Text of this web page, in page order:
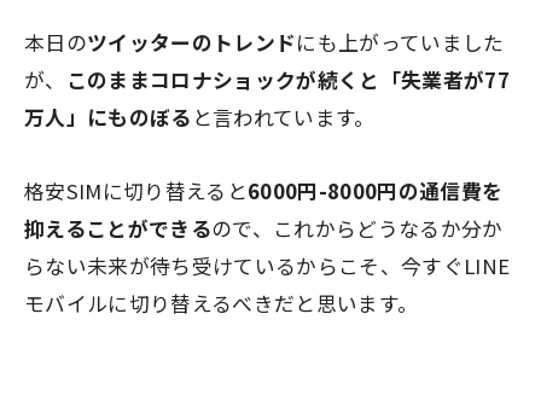
本日のツイッターのトレンドにも上がっていました
が、 このままコロナショックが続くと 「失業者が77
万人」 にものぼる と言われています。
格安SIMに切り替えると6000円-8000円の通信費を
抑えることができるので、これからどうなるか分か
らない未来が待ち受けているからこそ、今すぐLINE
モバイルに切り替えるべきだと思います。